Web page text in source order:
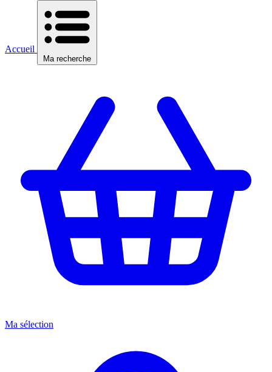
Accueil
Ma recherche
Ma sélection